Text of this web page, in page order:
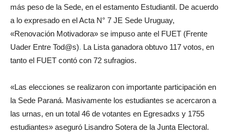
más peso de la Sede, en el estamento Estudiantil. De acuerdo
a lo expresado en el Acta N° 7 JE Sede Uruguay,
«Renovación Motivadora» se impuso ante el FUET (Frente
Uader Entre Tod@s). La Lista ganadora obtuvo 117 votos, en
tanto el FUET contó con 72 sufragios.
«Las elecciones se realizaron con importante participación en
la Sede Paraná. Masivamente los estudiantes se acercaron a
las urnas, en un total 46 de votantes en Egresadxs y 1755
estudiantes» aseguró Lisandro Sotera de la Junta Electoral.